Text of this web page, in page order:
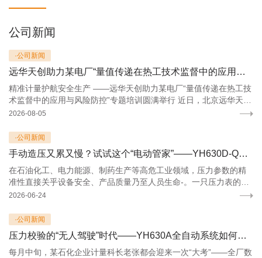
公司新闻
·公司新闻
远华天创助力某电厂“量值传递在热工技术监督中的应用与风险防控”专题培训圆满举行
精准计量护航安全生产 ——远华天创助力某电厂“量值传递在热工技
术监督中的应用与风险防控”专题培训圆满举行 近日，北京远华天创
科技有限责任公司受邀为某电厂成功举办了“量值传递在热工技术监
域的前沿技术与实践痛点，围绕智能化热工检定设备的应用与风险
大核心主题展开，为电厂热控专业技术人员带来了一场理论与实践
深度融合的知识盛宴。
2026-08-05
·公司新闻
手动造压又累又慢？试试这个“电动管家”——YH630D-Q气压校验装置
在石油化工、电力能源、制药生产等高危工业领域，压力参数的精
准性直接关乎设备安全、产品质量乃至人员生命-。一只压力表的微
小偏差，可能导致管道爆裂、反应失控，造成难以估量的损失。正
作，而是一道必须坚守的安全防线。 然而，长期以来，压力校验工
手动造压方式依赖操作者反复加压、稳压，不仅耗时费力，而且极
易因人为因素引入误差-。面对日益增长的仪表校验需求和不断提高
2026-06-24
·公司新闻
压力校验的“无人驾驶”时代——YH630A全自动系统如何让实验室效率翻倍
每月中旬，某石化企业计量科长老张都会迎来一次“大考”——全厂数